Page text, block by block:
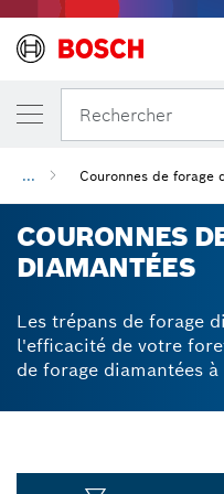
Rechercher
... Couronnes de forage
COURONNES
DIAMANTÉES
Les trépans de forage
l'efficacité de votre
de forage diamantées
applications. Les